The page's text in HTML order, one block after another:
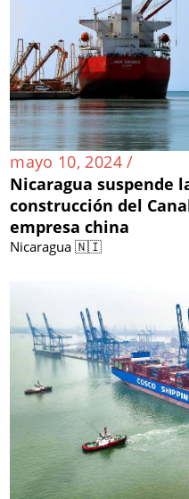
mayo 10, 2024 /
Nicaragua suspende
construcción del
empresa china
Nicaragua 🇳🇮